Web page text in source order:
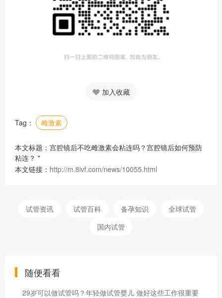
加入收藏
Tag： 雌激素
本文标题：宫腔镜后不吃雌激素会粘连吗？宫腔镜后如何预防
粘连？ "
本文链接： http://m.8ivf.com/news/10055.html
试管资讯 试管百科 备孕知识
全球试管
国内试管
随便看看
29岁可以做试管吗？年轻做试管婴儿 做好这些工作很重要